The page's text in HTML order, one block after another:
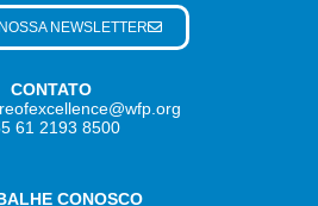
CONTATO
61 2193 8500
CONOSCO
NEWSLETTER